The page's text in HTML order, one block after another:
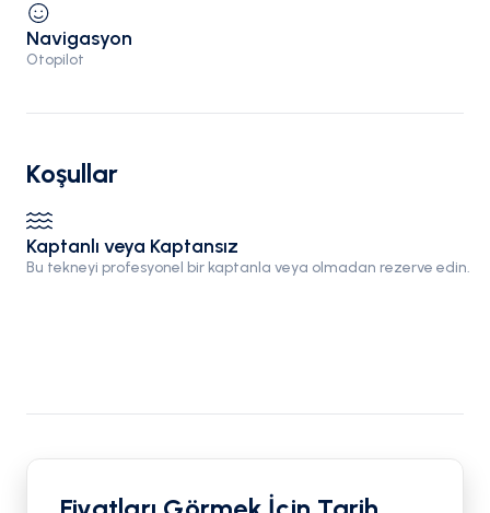
Navigasyon
Otopilot
Koşullar
Kaptanlı veya Kaptansız
Bu tekneyi profesyonel bir kaptanla veya olmadan rezerve edin.